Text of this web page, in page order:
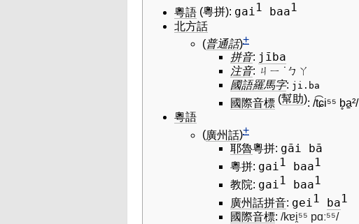
粵語 (粵拼): gai1 baa1
北方話
(普通話)+
拼音: jība
注音: ㄐㄧ ˙ㄅㄚ
國語羅馬字: ji.ba
國際音標 (幫助): /t͡ɕi⁵⁵ b̥a̠²/
粵語
(廣州話)+
耶魯粵拼: gāi bā
粵拼: gai1 baa1
教院: gai1 baa1
廣州話拼音: gei1 ba1
國際音標: /kɐi̯⁵⁵ pɑː⁵⁵/